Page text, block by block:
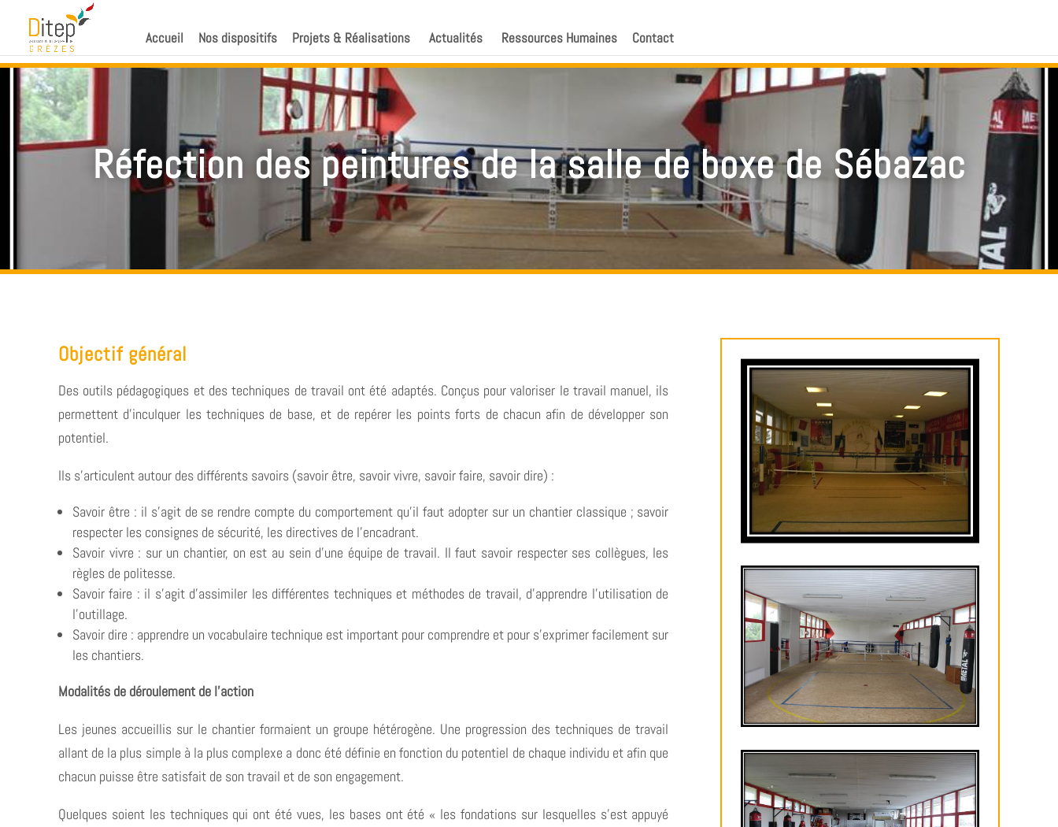
Accueil Nos dispositifs Projets & Réalisations Actualités Ressources Humaines Contact
Réfection des peintures de la salle de boxe de Sébazac
Objectif général
Des outils pédagogiques et des techniques de travail ont été adaptés. Conçus pour valoriser le travail manuel, ils
permettent d’inculquer les techniques de base, et de repérer les points forts de chacun afin de développer son
potentiel.
Ils s’articulent autour des différents savoirs (savoir être, savoir vivre, savoir faire, savoir dire) :
Savoir être : il s’agit de se rendre compte du comportement qu’il faut adopter sur un chantier classique ; savoir
respecter les consignes de sécurité, les directives de l’encadrant.
Savoir vivre : sur un chantier, on est au sein d’une équipe de travail. Il faut savoir respecter ses collègues, les
règles de politesse.
Savoir faire : il s’agit d’assimiler les différentes techniques et méthodes de travail, d’apprendre l’utilisation de
l’outillage.
Savoir dire : apprendre un vocabulaire technique est important pour comprendre et pour s’exprimer facilement sur
les chantiers.
Modalités de déroulement de l’action
Les jeunes accueillis sur le chantier formaient un groupe hétérogène. Une progression des techniques de travail
allant de la plus simple à la plus complexe a donc été définie en fonction du potentiel de chaque individu et afin que
chacun puisse être satisfait de son travail et de son engagement.
Quelques soient les techniques qui ont été vues, les bases ont été « les fondations sur lesquelles s’est appuyé